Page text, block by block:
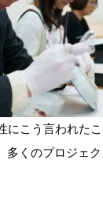
にこう言われたこ
多くのプロジェ